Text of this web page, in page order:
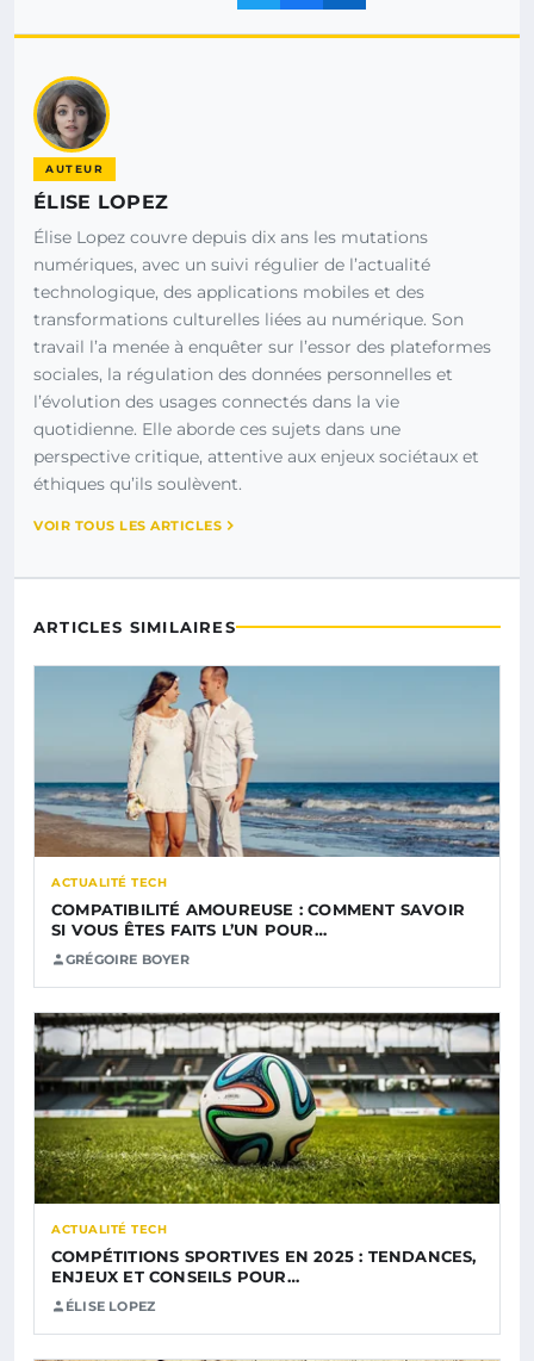
AUTEUR
ÉLISE LOPEZ
Élise Lopez couvre depuis dix ans les mutations
numériques, avec un suivi régulier de l’actualité
technologique, des applications mobiles et des
transformations culturelles liées au numérique. Son
travail l’a menée à enquêter sur l’essor des plateformes
sociales, la régulation des données personnelles et
l’évolution des usages connectés dans la vie
quotidienne. Elle aborde ces sujets dans une
perspective critique, attentive aux enjeux sociétaux et
éthiques qu’ils soulèvent.
VOIR TOUS LES ARTICLES
ARTICLES SIMILAIRES
ACTUALITÉ TECH
COMPATIBILITÉ AMOUREUSE : COMMENT SAVOIR
SI VOUS ÊTES FAITS L’UN POUR…
GRÉGOIRE BOYER
ACTUALITÉ TECH
COMPÉTITIONS SPORTIVES EN 2025 : TENDANCES,
ENJEUX ET CONSEILS POUR…
ÉLISE LOPEZ